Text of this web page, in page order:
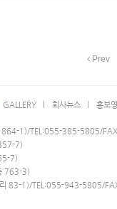
Prev
GALLERY l 회사뉴스 l 홍보
동 864-1)/TEL:055-385-5805/
7)
7)
763-3)
리 83-1)/TEL:055-943-5805/